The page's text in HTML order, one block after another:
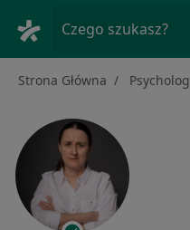
Czego szukasz?
Strona Główna Psycholog